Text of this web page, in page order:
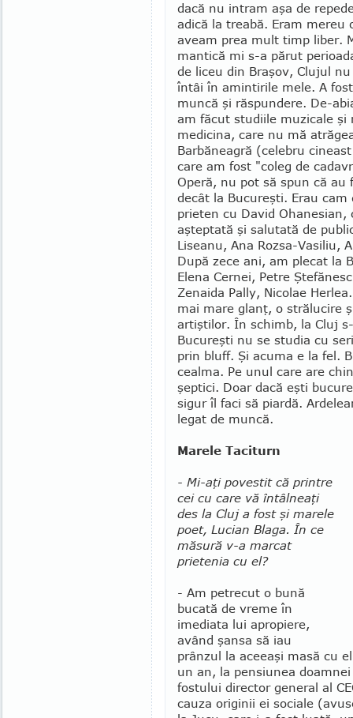
dacă nu intram aşa de
adică la trea­bă. Eram mereu
aveam prea mult timp liber.
mantică mi s-a pă­rut
de liceu din Bra­şov, Clujul
întâi în amintirile mele. A
muncă şi răs­pundere. De-
am făcut studiile mu­zicale
medicina, care nu mă
Barbăneagră (celebru
care am fost "coleg de
Operă, nu pot să spun că
decât la Bucureşti. Erau
prieten cu David Ohanesian,
aşteptată şi sa­lutată de
Li­seanu, Ana Rozsa-Vasiliu,
După zece ani, am plecat la
Elena Cernei, Petre
Zenaida Pally, Nicolae
mai mare glanţ, o strălucire
artiştilor. În schimb, la Cluj
Bucureşti nu se studia cu
prin bluff. Şi acuma e la fel.
ceal­ma. Pe unul care are
şeptici. Doar dacă eşti
sigur îl faci să piardă.
legat de muncă.
Marele Taciturn
- Mi-aţi povestit că printre
cei cu care vă în­tâlneaţi
des la Cluj a fost şi marele
poet, Lucian Bla­ga. În ce
măsură v-a marcat
prietenia cu el?
- Am petrecut o bună
bucată de vreme în
imediata lui apropiere,
având şansa să iau
prânzul la aceeaşi masă cu
un an, la pensiunea
fostului director general al
cauza originii ei sociale